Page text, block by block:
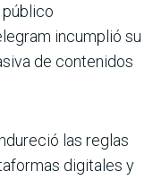
incumplió su
de contenidos
las reglas
digitales y